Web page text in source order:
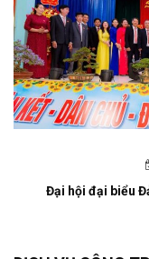
Đại hội đại biểu